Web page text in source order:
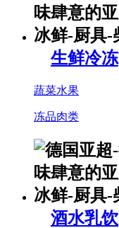
生鲜冷冻
蔬菜水果
冻品肉类
酒水乳饮